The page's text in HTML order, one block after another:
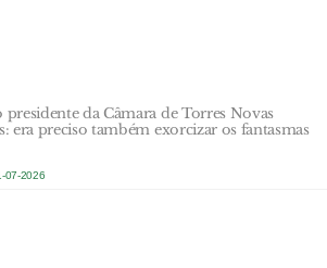
da Câmara de Torres Novas
era preciso também exorcizar os fantasmas
07-2026